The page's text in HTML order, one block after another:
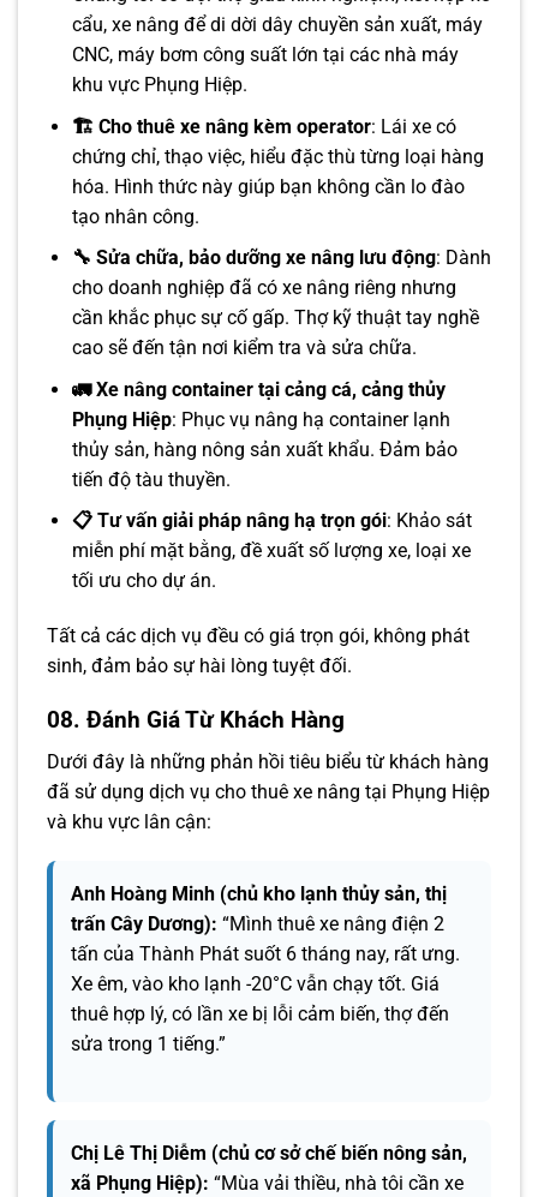
cẩu, xe nâng để di dời dây chuyền sản xuất, máy
CNC, máy bơm công suất lớn tại các nhà máy
khu vực Phụng Hiệp.
🏗️ Cho thuê xe nâng kèm operator: Lái xe có
chứng chỉ, thạo việc, hiểu đặc thù từng loại hàng
hóa. Hình thức này giúp bạn không cần lo đào
tạo nhân công.
🔧 Sửa chữa, bảo dưỡng xe nâng lưu động: Dành
cho doanh nghiệp đã có xe nâng riêng nhưng
cần khắc phục sự cố gấp. Thợ kỹ thuật tay nghề
cao sẽ đến tận nơi kiểm tra và sửa chữa.
🚛 Xe nâng container tại cảng cá, cảng thủy
Phụng Hiệp: Phục vụ nâng hạ container lạnh
thủy sản, hàng nông sản xuất khẩu. Đảm bảo
tiến độ tàu thuyền.
📋 Tư vấn giải pháp nâng hạ trọn gói: Khảo sát
miễn phí mặt bằng, đề xuất số lượng xe, loại xe
tối ưu cho dự án.
Tất cả các dịch vụ đều có giá trọn gói, không phát
sinh, đảm bảo sự hài lòng tuyệt đối.
08. Đánh Giá Từ Khách Hàng
Dưới đây là những phản hồi tiêu biểu từ khách hàng
đã sử dụng dịch vụ cho thuê xe nâng tại Phụng Hiệp
và khu vực lân cận:
Anh Hoàng Minh (chủ kho lạnh thủy sản, thị
trấn Cây Dương): “Mình thuê xe nâng điện 2
tấn của Thành Phát suốt 6 tháng nay, rất ưng.
Xe êm, vào kho lạnh -20°C vẫn chạy tốt. Giá
thuê hợp lý, có lần xe bị lỗi cảm biến, thợ đến
sửa trong 1 tiếng.”
Chị Lê Thị Diễm (chủ cơ sở chế biến nông sản,
xã Phụng Hiệp): “Mùa vải thiều, nhà tôi cần xe